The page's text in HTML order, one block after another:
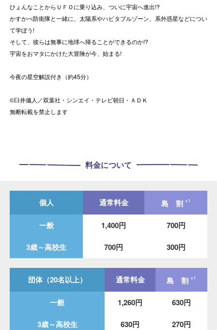
ひょんなことからＵＦＯに乗り込み、ついに宇宙へ進出!?
かすかべ防衛隊と一緒に、太陽系やハビタブルゾーン、系外惑星などについ
て学ぼう!
そして、彼らは無事に地球へ帰ることができるのか!?
宇宙をおマタにかけた大冒険が今、始まる!
今夜の星空解説付き（約45分）
©臼井儀人／双葉社・シンエイ・テレビ朝日・ＡＤＫ
無断転載を禁止します
料金について
個人 通常料金 島 割 ※1
一般 1,400円 700円
3歳～高校生 700円 300円
団体（20名以上） 通常料金 島 割 ※1
一般 1,260円 630円
3歳～高校生 630円 270円